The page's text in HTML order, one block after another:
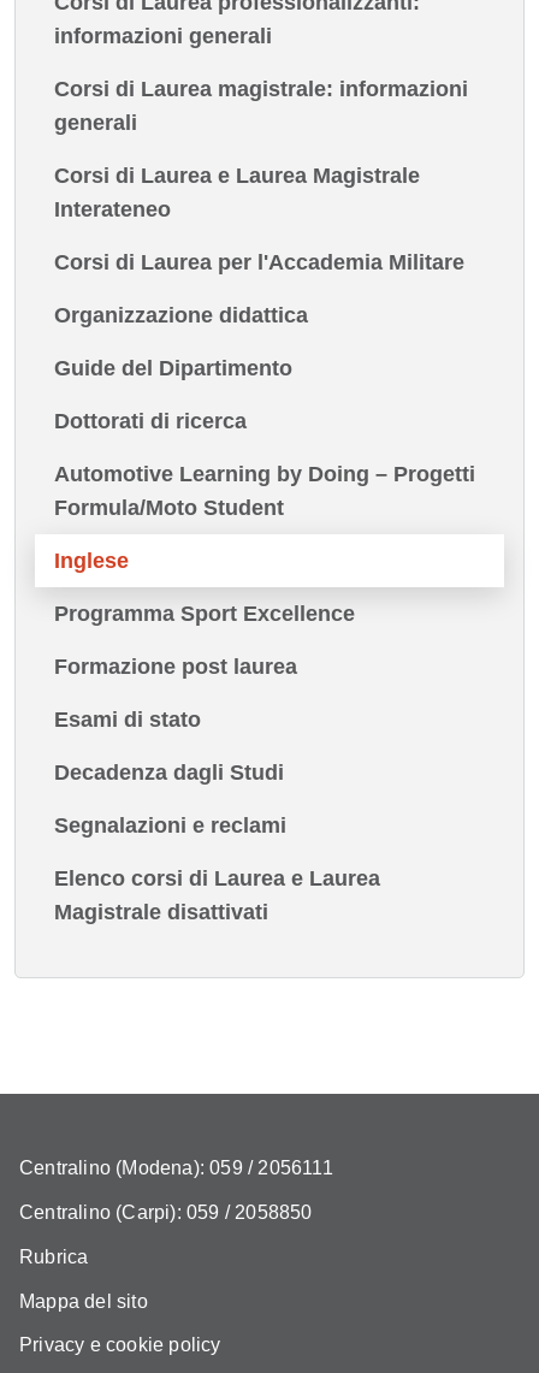
informazioni generali
Corsi di Laurea magistrale: informazioni
generali
Corsi di Laurea e Laurea Magistrale
Interateneo
Corsi di Laurea per l'Accademia Militare
Organizzazione didattica
Guide del Dipartimento
Dottorati di ricerca
Automotive Learning by Doing – Progetti
Formula/Moto Student
Inglese
Programma Sport Excellence
Formazione post laurea
Esami di stato
Decadenza dagli Studi
Segnalazioni e reclami
Elenco corsi di Laurea e Laurea
Magistrale disattivati
Centralino (Modena): 059 / 2056111
Centralino (Carpi): 059 / 2058850
Rubrica
Mappa del sito
Privacy e cookie policy